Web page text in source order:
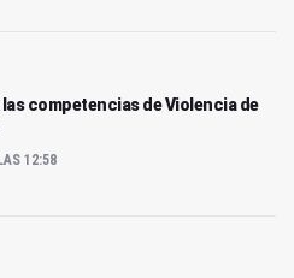
las competencias de Violencia de
12:58